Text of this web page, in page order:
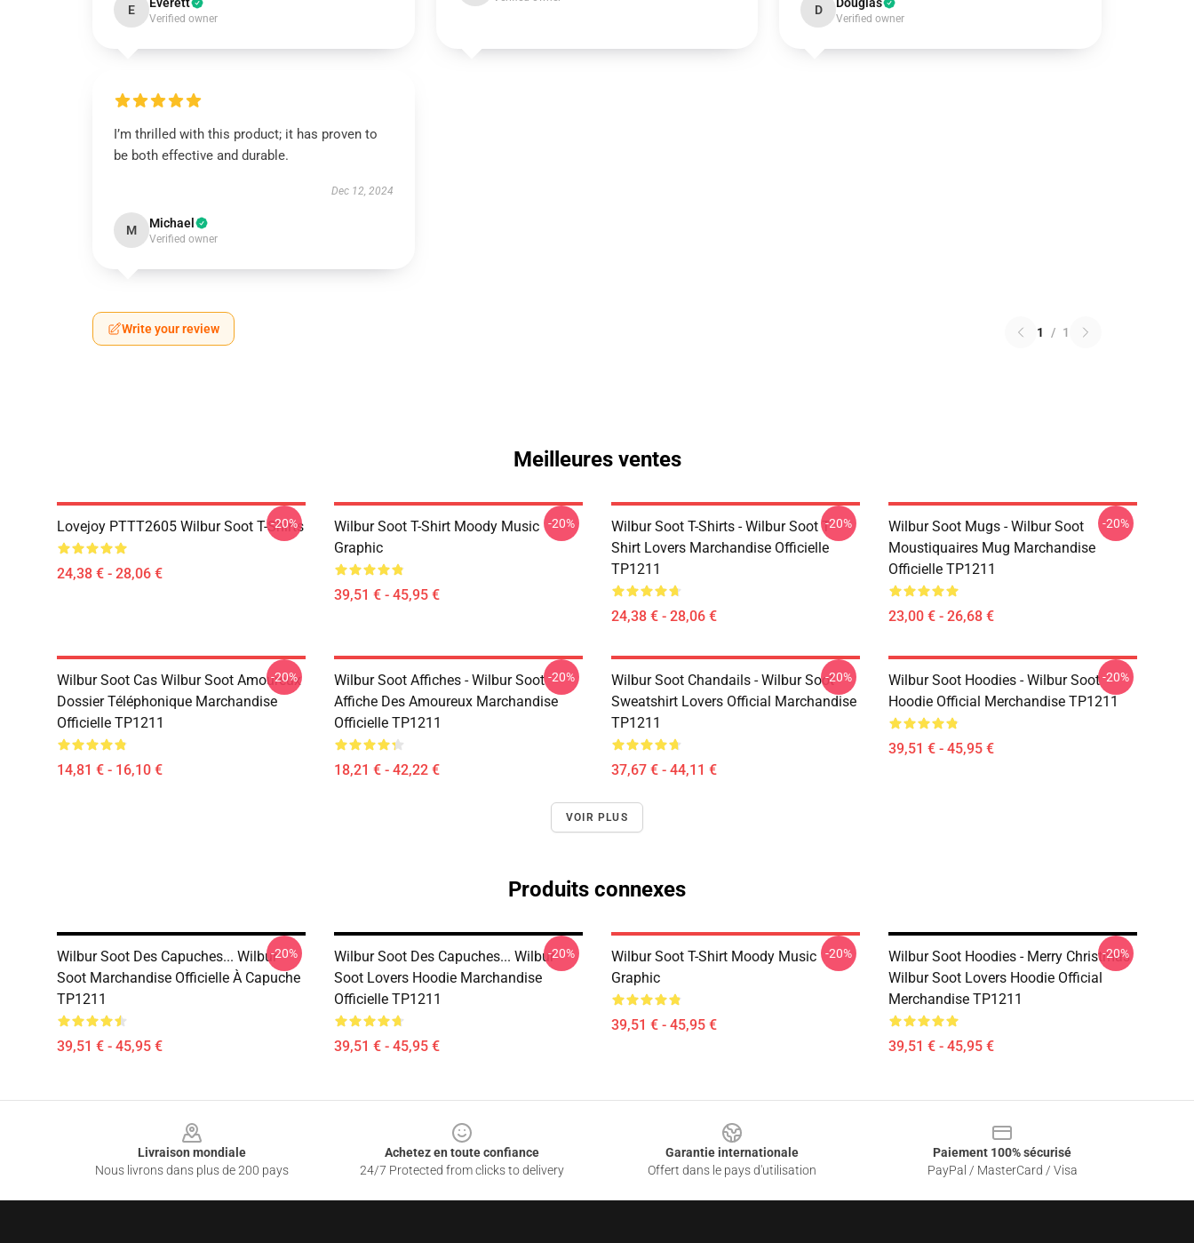
E
Verified owner
D
Verified owner
I’m thrilled with this product; it has proven to
be both effective and durable.
Dec 12, 2024
M Michael
Verified owner
Write your review 1 / 1
Meilleures ventes
Lovejoy PTTT2605 Wilbur Soot T-Shirts
24,38 € - 28,06 €
-20%
Wilbur Soot T-Shirt Moody Music
Graphic
39,51 € - 45,95 €
-20%
Wilbur Soot T-Shirts - Wilbur Soot T-
Shirt Lovers Marchandise Officielle
TP1211
24,38 € - 28,06 €
-20%
Wilbur Soot Mugs - Wilbur Soot
Moustiquaires Mug Marchandise
Officielle TP1211
23,00 € - 26,68 €
-20%
Wilbur Soot Cas Wilbur Soot Amoureux
Dossier Téléphonique Marchandise
Officielle TP1211
14,81 € - 16,10 €
-20%
Wilbur Soot Affiches - Wilbur Soot
Affiche Des Amoureux Marchandise
Officielle TP1211
18,21 € - 42,22 €
-20%
Wilbur Soot Chandails - Wilbur Soot
Sweatshirt Lovers Official Marchandise
TP1211
37,67 € - 44,11 €
-20%
Wilbur Soot Hoodies - Wilbur Soot
Hoodie Official Merchandise TP1211
39,51 € - 45,95 €
-20%
VOIR PLUS
Produits connexes
Wilbur Soot Des Capuches... Wilbur
Soot Marchandise Officielle À Capuche
TP1211
39,51 € - 45,95 €
-20%
Wilbur Soot Des Capuches... Wilbur
Soot Lovers Hoodie Marchandise
Officielle TP1211
39,51 € - 45,95 €
-20%
Wilbur Soot T-Shirt Moody Music
Graphic
39,51 € - 45,95 €
-20%
Wilbur Soot Hoodies - Merry Christmas
Wilbur Soot Lovers Hoodie Official
Merchandise TP1211
39,51 € - 45,95 €
-20%
Livraison mondiale
Nous livrons dans plus de 200 pays
Achetez en toute confiance
24/7 Protected from clicks to delivery
Garantie internationale
Offert dans le pays d'utilisation
Paiement 100% sécurisé
PayPal / MasterCard / Visa